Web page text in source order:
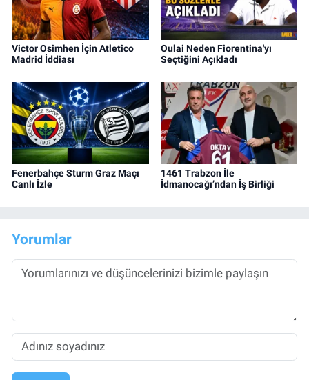
Victor Osimhen İçin Atletico
Madrid İddiası
Oulai Neden Fiorentina'yı
Seçtiğini Açıkladı
Fenerbahçe Sturm Graz Maçı
Canlı İzle
1461 Trabzon İle
İdmanocağı’ndan İş Birliği
Yorumlar